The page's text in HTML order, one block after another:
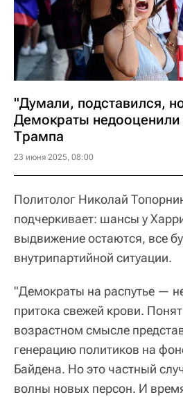
"Думали, подставился,
Демократы
Трампа
23 июня 2025, 08:00
Политолог Николай
подчеркивает: шансы у
выдвижение остаются, все
внутрипартийной ситуации.
"Демократы на распутье —
притока свежей крови.
возрастном смысле
генерацию политиков на
Байдена. Но это частный
волны новых персон. И